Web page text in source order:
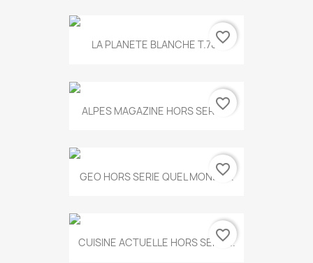
LA PLANETE BLANCHE T.785favorite_border
ALPES MAGAZINE HORS SERIE...
favorite_border
GEO HORS SERIE QUEL MONDE...
favorite_border
CUISINE ACTUELLE HORS SERIE...
favorite_border